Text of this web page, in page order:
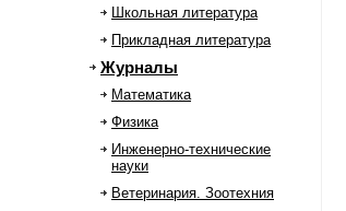
Школьная литература
Прикладная литература
Журналы
Математика
Физика
Инженерно-технические
науки
Ветеринария. Зоотехния